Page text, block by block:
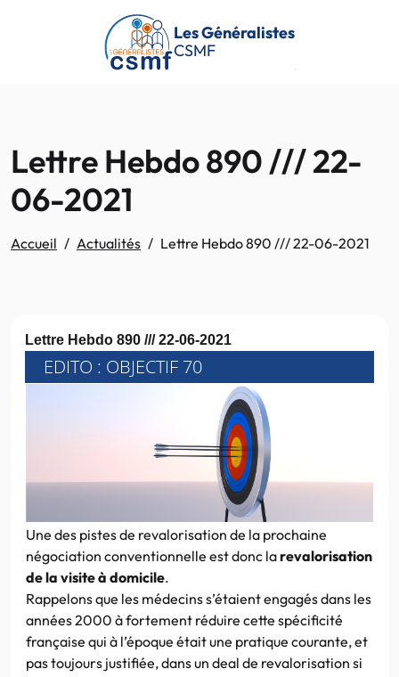
Passer au contenu principal
Les Généralistes
CSMF
Lettre Hebdo 890 /// 22-
06-2021
Accueil Actualités Lettre Hebdo 890 /// 22-06-2021
Lettre Hebdo 890 /// 22-06-2021
EDITO : OBJECTIF 70
Une des pistes de revalorisation de la prochaine
négociation conventionnelle est donc larevalorisation
de la visite à domicile.
Rappelons que les médecins s’étaient engagés dans les
années 2000 à fortement réduire cette spécificité
française qui à l’époque était une pratique courante, et
pas toujours justifiée, dans un deal de revalorisation si